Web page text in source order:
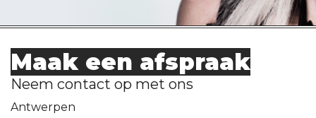
Maak een afspraak
Neem contact op met ons
Antwerpen